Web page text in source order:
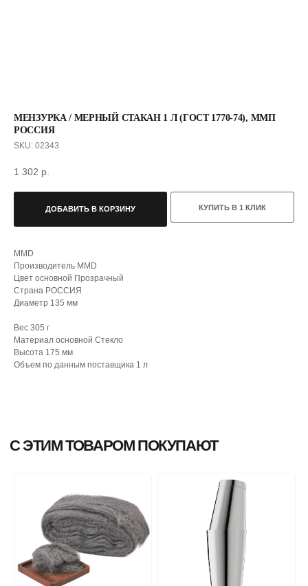
МЕНЗУРКА / МЕРНЫЙ СТАКАН 1 Л (ГОСТ 1770-74), ММП
РОССИЯ
SKU: 02343
1 302 р.
ДОБАВИТЬ В КОРЗИНУ КУПИТЬ В 1 КЛИК
MMD
Производитель MMD
Цвет основной Прозрачный
Страна РОССИЯ
Диаметр 135 мм
Вес 305 г
Материал основной Стекло
Высота 175 мм
Объем по данным поставщика 1 л